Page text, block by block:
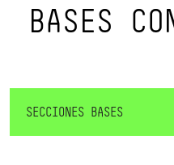
BASES
SECCIONES BASES